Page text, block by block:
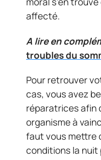
affecté.
A lire en
troubles du
Pour retrouver
cas, vous avez
réparatrices afin
organisme à
faut vous mettre
conditions la nuit